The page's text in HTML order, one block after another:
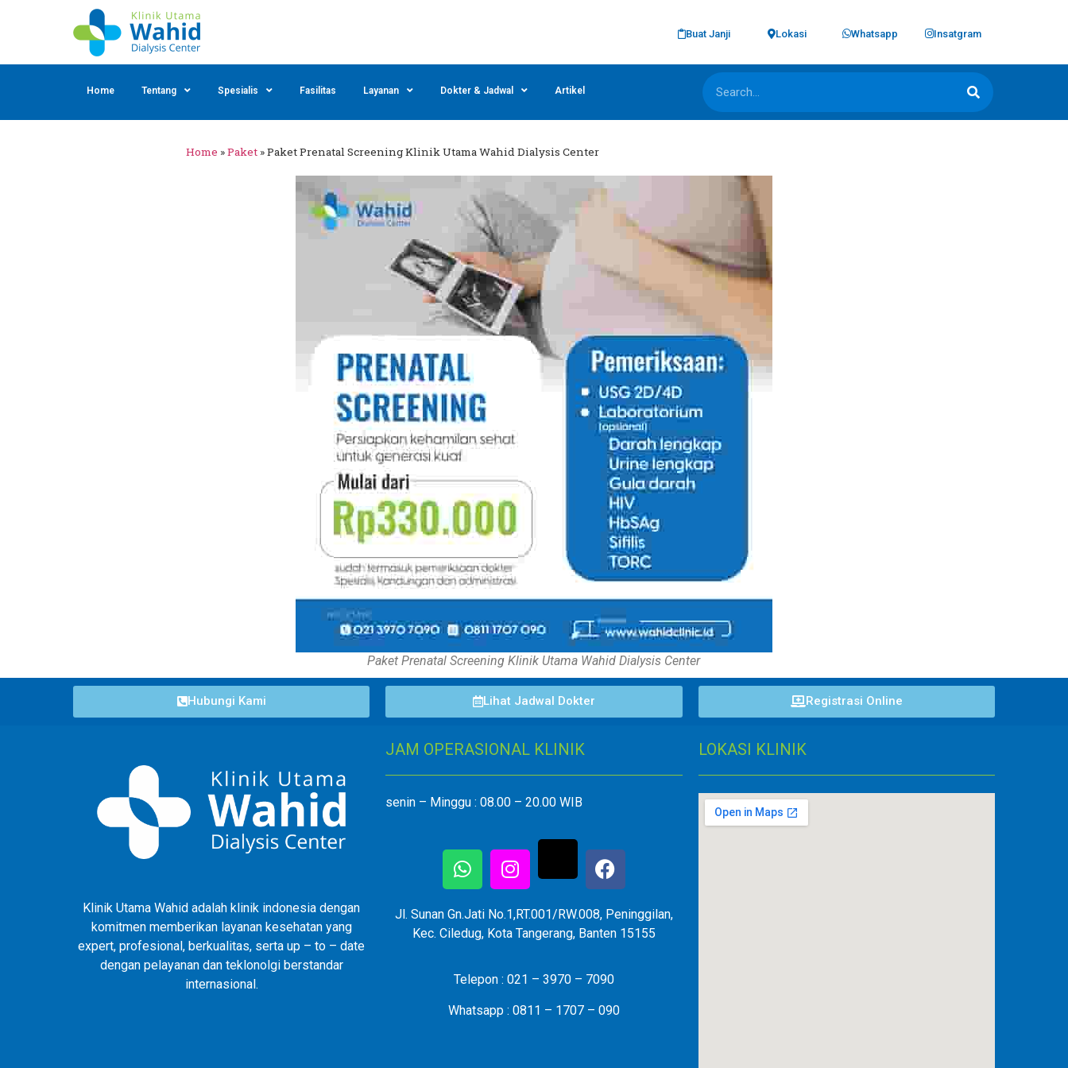
Buat Janji Lokasi Whatsapp Insatgram
Home Tentang Spesialis Fasilitas Layanan Dokter & Jadwal Artikel
Home »Paket»Paket Prenatal Screening Klinik Utama Wahid Dialysis Center
Paket Prenatal Screening Klinik Utama Wahid Dialysis Center
Hubungi Kami Lihat Jadwal Dokter Registrasi Online
Klinik Utama Wahid adalah klinik indonesia dengan
komitmen memberikan layanan kesehatan yang
expert, profesional, berkualitas, serta up – to – date
dengan pelayanan dan teklonolgi berstandar
internasional.
JAM OPERASIONAL KLINIK
senin – Minggu : 08.00 – 20.00 WIB
Jl. Sunan Gn.Jati No.1,RT.001/RW.008, Peninggilan,
Kec. Ciledug, Kota Tangerang, Banten 15155
Telepon : 021 – 3970 – 7090
Whatsapp : 0811 – 1707 – 090
LOKASI KLINIK